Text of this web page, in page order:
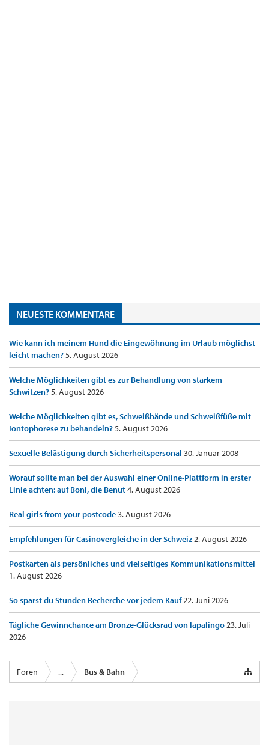
NEUESTE KOMMENTARE
Wie kann ich meinem Hund die Eingewöhnung im Urlaub möglichst
leicht machen?5. August 2026
Welche Möglichkeiten gibt es zur Behandlung von starkem
Schwitzen?5. August 2026
Welche Möglichkeiten gibt es, Schweißhände und Schweißfüße mit
Iontophorese zu behandeln?5. August 2026
Sexuelle Belästigung durch Sicherheitspersonal 30. Januar 2008
Worauf sollte man bei der Auswahl einer Online-Plattform in erster
Linie achten: auf Boni, die Benut4. August 2026
Real girls from your postcode3. August 2026
Empfehlungen für Casinovergleiche in der Schweiz2. August 2026
Postkarten als persönliches und vielseitiges Kommunikationsmittel
1. August 2026
So sparst du Stunden Recherche vor jedem Kauf22. Juni 2026
Tägliche Gewinnchance am Bronze-Glücksrad von lapalingo23. Juli
2026
Foren ... Bus & Bahn